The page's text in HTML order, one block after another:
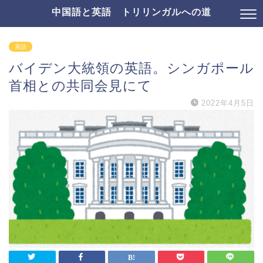
中国語と英語 トリリンガルへの道
英語
バイデン大統領の英語。シンガポール
首相との共同会見にて
2022年4月5日